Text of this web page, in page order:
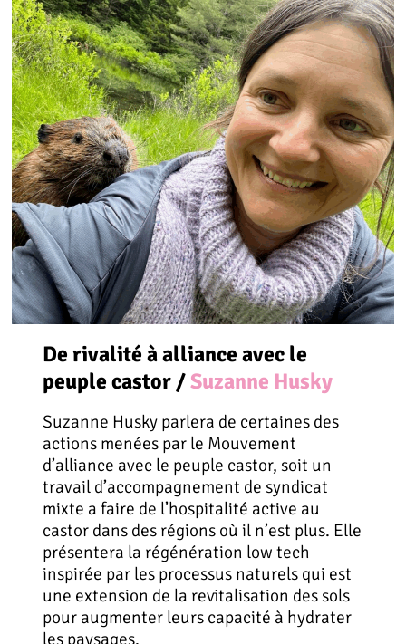
De rivalité à alliance avec le
peuple castor /Suzanne Husky
Suzanne Husky parlera de certaines des
actions menées par le Mouvement
d’alliance avec le peuple castor, soit un
travail d’accompagnement de syndicat
mixte a faire de l’hospitalité active au
castor dans des régions où il n’est plus. Elle
présentera la régénération low tech
inspirée par les processus naturels qui est
une extension de la revitalisation des sols
pour augmenter leurs capacité à hydrater
les paysages.